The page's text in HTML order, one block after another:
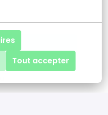
Tout accepter